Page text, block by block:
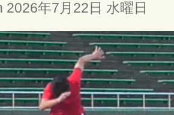
2026年7月22日 水曜日